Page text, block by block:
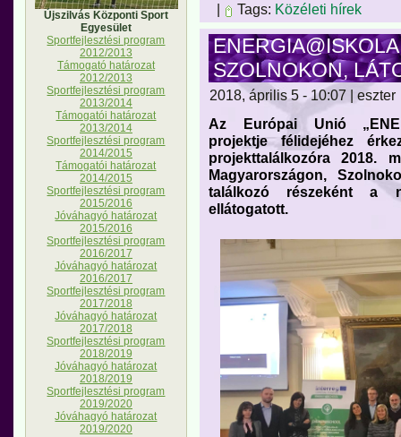
Újszilvás Központi Sport
Egyesület
Sportfejlesztési program
2012/2013
Támogató határozat
2012/2013
Sportfejlesztési program
2013/2014
Támogatói határozat
2013/2014
Sportfejlesztési program
2014/2015
Támogatói határozat
2014/2015
Sportfejlesztési program
2015/2016
Jóváhagyó határozat
2015/2016
Sportfejlesztési program
2016/2017
Jóváhagyó határozat
2016/2017
Sportfejlesztési program
2017/2018
Jóváhagyó határozat
2017/2018
Sportfejlesztési program
2018/2019
Jóváhagyó határozat
2018/2019
Sportfejlesztési program
2019/2020
Jóváhagyó határozat
2019/2020
Tags: Közéleti hírek
SZOLNOKON,
2018, április 5 - 10:07 | eszter
Az Európai Unió
projektje félidejéhez
projekttalálkozóra 2018.
Magyarországon,
találkozó részeként a
ellátogatott.